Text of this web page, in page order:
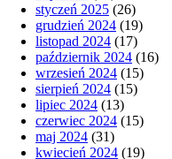
styczeń 2025 (26)
grudzień 2024 (19)
listopad 2024 (17)
październik 2024 (16)
wrzesień 2024 (15)
sierpień 2024 (15)
lipiec 2024 (13)
czerwiec 2024 (15)
maj 2024 (31)
kwiecień 2024 (19)